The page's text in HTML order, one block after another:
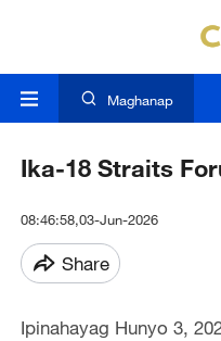
Maghanap
Ika-18 Straits
08:46:58,03-Jun-2026
Share
Ipinahayag Hunyo 3,